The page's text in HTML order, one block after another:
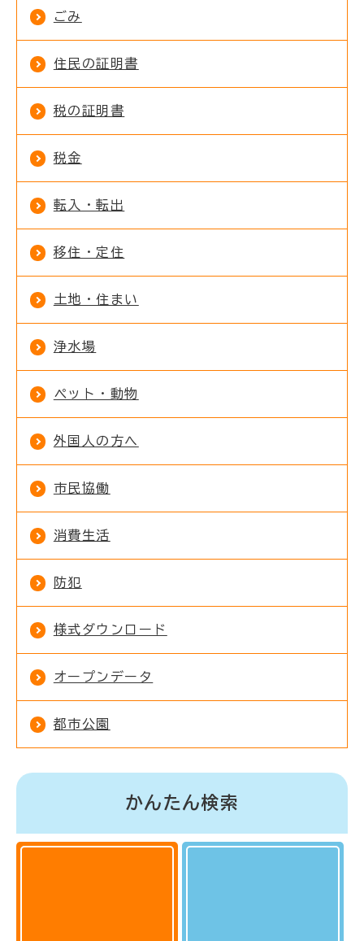
ごみ
住民の証明書
税の証明書
税金
転入・転出
移住・定住
土地・住まい
浄水場
ペット・動物
外国人の方へ
市民協働
消費生活
防犯
様式ダウンロード
オープンデータ
都市公園
かんたん検索